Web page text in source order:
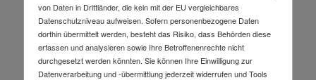
von Daten in Drittländer, die kein mit der EU vergleichbares
Datenschutzniveau aufweisen. Sofern personenbezogene Daten
dorthin übermittelt werden, besteht das Risiko, dass Behörden diese
erfassen und analysieren sowie Ihre Betroffenenrechte nicht
durchgesetzt werden könnten. Sie können Ihre Einwilligung zur
Datenverarbeitung und -übermittlung jederzeit widerrufen und Tools